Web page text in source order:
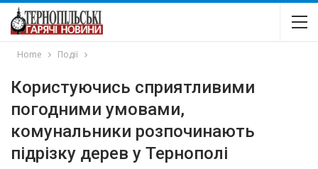
Home Події
Користуючись сприятливими
погодними умовами,
комунальники розпочинають
підрізку дерев у Тернополі